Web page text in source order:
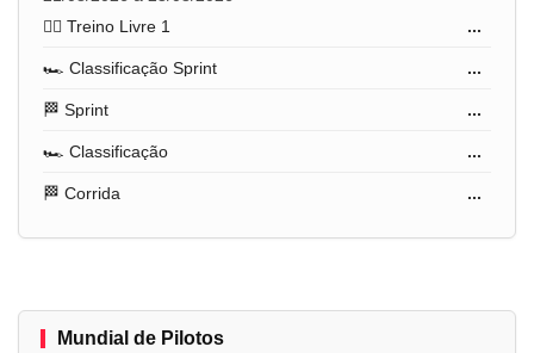
🏋️‍♂️ Treino Livre 1
...
🏎️ Classificação Sprint ...
🏁 Sprint ...
🏎️ Classificação ...
🏁 Corrida ...
Mundial de Pilotos